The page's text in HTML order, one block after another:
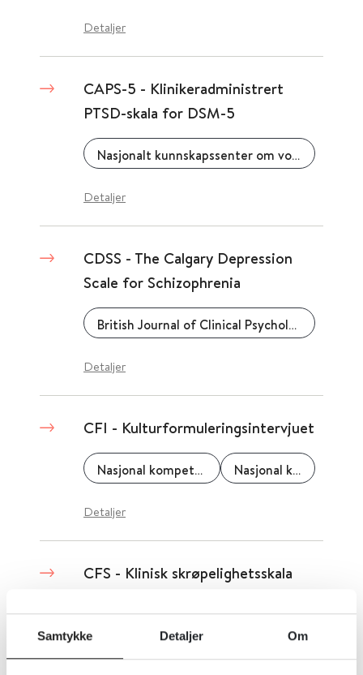
Samtykke Detaljer Om
Detaljer
CAPS-5 - Klinikeradministrert
PTSD-skala for DSM-5
Nasjonalt kunnskapssenter om vold og traumatisk stress (NKVTS)
Detaljer
CDSS - The Calgary Depression
Scale for Schizophrenia
British Journal of Clinical Psychology
Detaljer
CFI - Kulturformuleringsintervjuet
Nasjonal kompetanseenhet for minoritetshelse - NAKMI Nasjonal kompetansetjeneste ROP
Detaljer
CFS - Klinisk skrøpelighetsskala
Legevakthåndboken
Detaljer